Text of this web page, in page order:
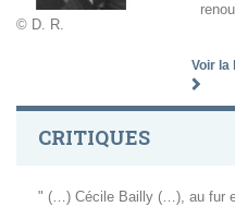
© D. R.
Voir la
CRITIQUES
" (…) Cécile Bailly (…), au fur